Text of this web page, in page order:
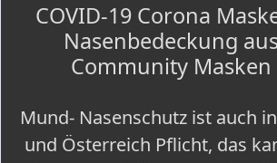
COVID-19 Corona
Nasenbedeckung
Community Masken
Mund- Nasenschutz ist auch
und Österreich Pflicht, das